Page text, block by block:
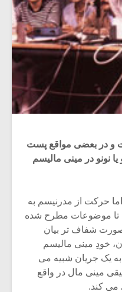
و در بعضی مواقع پست
نونو در مینی مالیسم
حرکت از مدرنیسم به
تا موضوعات مطرح شده
شفاف تر بیان
خودِ مینی مالیسم
یک جریان شبیه می
مینی مال در واقع
می کند.